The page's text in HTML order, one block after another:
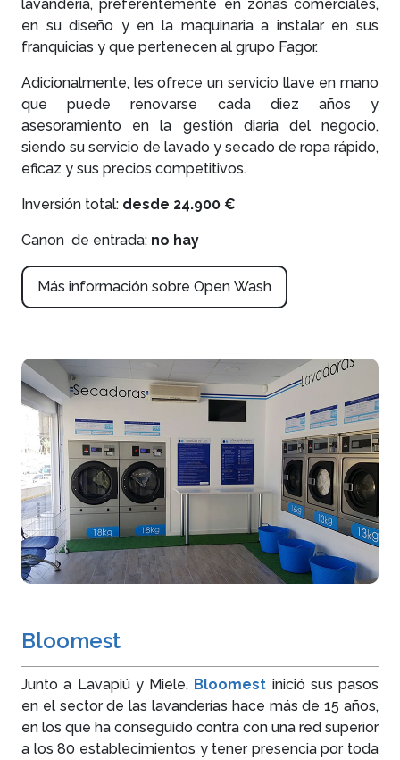
lavandería, preferentemente en zonas comerciales,
en su diseño y en la maquinaria a instalar en sus
franquicias y que pertenecen al grupo Fagor.
Adicionalmente, les ofrece un servicio llave en mano
que puede renovarse cada diez años y
asesoramiento en la gestión diaria del negocio,
siendo su servicio de lavado y secado de ropa rápido,
eficaz y sus precios competitivos.
Inversión total: desde 24.900 €
Canon de entrada: no hay
Más información sobre Open Wash
Bloomest
Junto a Lavapiú y Miele, Bloomest inició sus pasos
en el sector de las lavanderías hace más de 15 años,
en los que ha conseguido contra con una red superior
a los 80 establecimientos y tener presencia por toda